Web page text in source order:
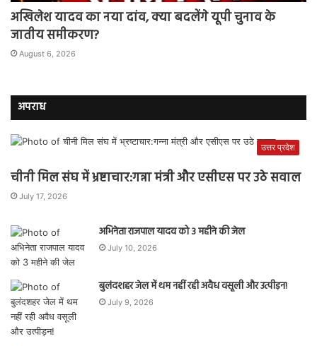
अखिलेश यादव का नया दांव, क्या बदलेंगे यूपी चुनाव के
जातीय समीकरण?
August 6, 2026
अपराध
उत्तर प्रदेश
चीनी मिल संघ में भ्रष्टाचार:गन्ना मंत्री और एसीएस पर उठे सवाल
July 17, 2026
अभिनेता राजपाल यादव को 3 महीने की जेल
July 10, 2026
बुलंदशहर जेल में थम नहीं रही अवैध वसूली और उत्पीड़न!
July 9, 2026